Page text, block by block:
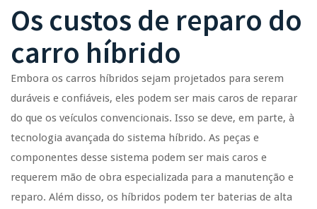
Os custos de reparo do
carro híbrido
Embora os carros híbridos sejam projetados para serem
duráveis e confiáveis, eles podem ser mais caros de reparar
do que os veículos convencionais. Isso se deve, em parte, à
tecnologia avançada do sistema híbrido. As peças e
componentes desse sistema podem ser mais caros e
requerem mão de obra especializada para a manutenção e
reparo. Além disso, os híbridos podem ter baterias de alta